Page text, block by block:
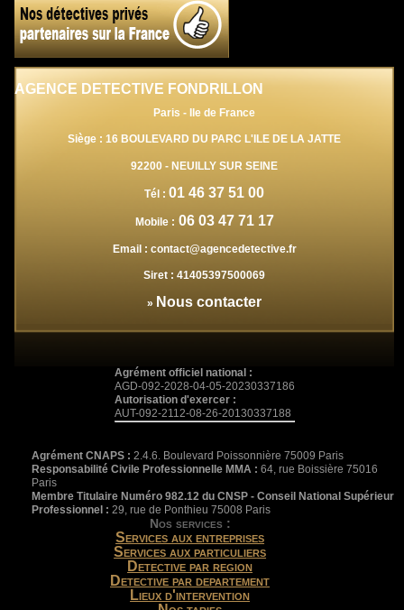
AGENCE DETECTIVE FONDRILLON
Paris - Ile de France
Siège : 16 BOULEVARD DU PARC L'ILE DE LA JATTE
92200 -NEUILLY SUR SEINE
Tél : 01 46 37 51 00
Mobile : 06 03 47 71 17
Email : contact@agencedetective.fr
Siret : 41405397500069
» Nous contacter
Agrément officiel national :
AGD-092-2028-04-05-20230337186
Autorisation d'exercer :
AUT-092-2112-08-26-20130337188
Agrément CNAPS : 2.4.6. Boulevard Poissonnière 75009 Paris
Responsabilité Civile Professionnelle MMA : 64, rue Boissière 75016
Paris
Membre Titulaire Numéro 982.12 du CNSP - Conseil National Supérieur
Professionnel : 29, rue de Ponthieu 75008 Paris
Nos services :
Services aux entreprises
Services aux particuliers
Detective par region
Detective par departement
Lieux d'intervention